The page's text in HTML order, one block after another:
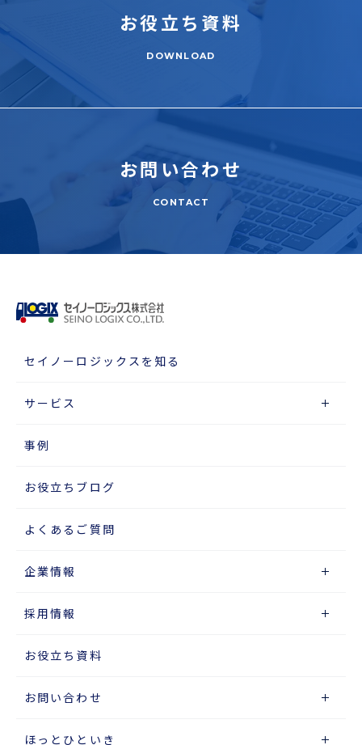
お役立ち 資料
DOWNLOAD
お問い合わせ
CONTACT
セイノーロジックスを知る
サービス
事例
お役立ちブログ
よくあるご質問
企業情報
採用情報
お役立ち資料
お問い合わせ
ほっとひといき